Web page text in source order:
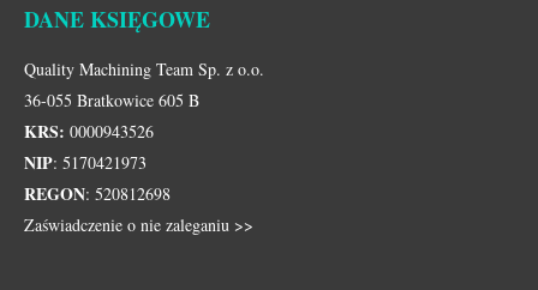
DANE KSIĘGOWE
Quality Machining Team Sp. z o.o.
36-055 Bratkowice 605 B
KRS: 0000943526
NIP: 5170421973
REGON: 520812698
Zaświadczenie o nie zaleganiu >>